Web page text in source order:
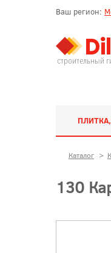
Ваш регион:
строительный
Каталог >
130